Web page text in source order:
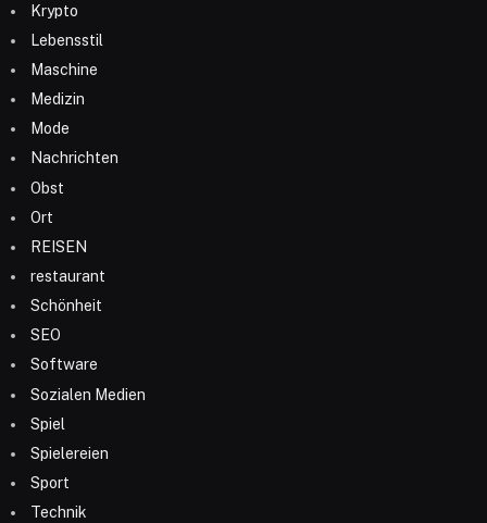
Krypto
Lebensstil
Maschine
Medizin
Mode
Nachrichten
Obst
Ort
REISEN
restaurant
Schönheit
SEO
Software
Sozialen Medien
Spiel
Spielereien
Sport
Technik